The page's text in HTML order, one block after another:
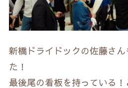
新橋ドライドックの佐藤さ
た！
最後尾の看板を持っている